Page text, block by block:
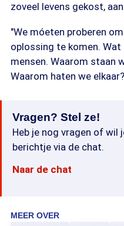
zoveel levens gekost,
"We móeten proberen
oplossing te komen.
mensen. Waarom staan
Waarom haten we
Vragen? Stel ze!
Heb je nog vragen of wil
berichtje via de chat.
Naar de chat
MEER OVER